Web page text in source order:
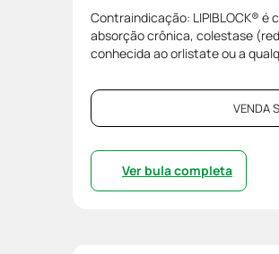
Contraindicação: LIPIBLOCK®
absorção crônica, colestase
conhecida ao orlistate ou a
VENDA
Ver bula completa